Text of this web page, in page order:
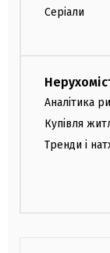
Серіали
Аналітика
Купівля
Тренди і